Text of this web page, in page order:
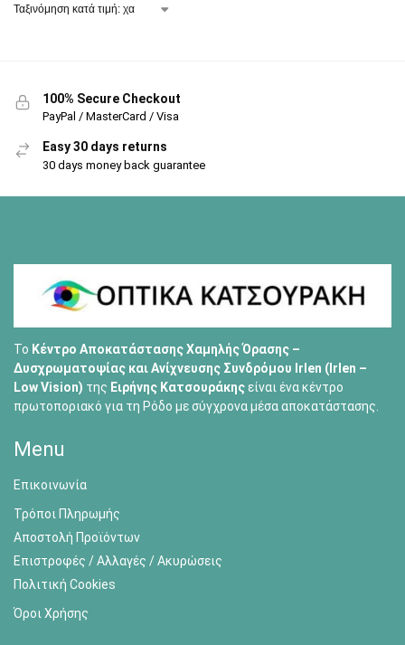
100% Secure Checkout
PayPal / MasterCard / Visa
Easy 30 days returns
30 days money back guarantee
Το Κέντρο Αποκατάστασης Χαμηλής Όρασης –
Δυσχρωματοψίας και Ανίχνευσης Συνδρόμου Irlen (Irlen –
Low Vision) της Ειρήνης Κατσουράκηςείναι ένα κέντρο
πρωτοποριακό για τη Ρόδο με σύγχρονα μέσα αποκατάστασης.
Menu
Επικοινωνία
Τρόποι Πληρωμής
Αποστολή Προϊόντων
Επιστροφές / Αλλαγές / Ακυρώσεις
Πολιτική Cookies
Όροι Χρήσης